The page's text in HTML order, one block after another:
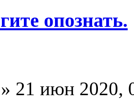
опознать.
» 21 июн 2020,